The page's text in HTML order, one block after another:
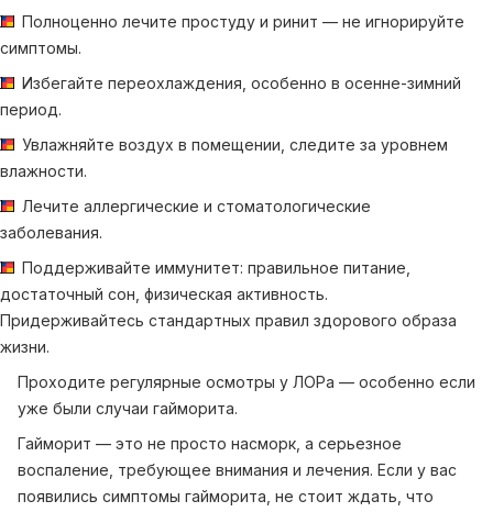
Полноценно лечите простуду и ринит — не игнорируйте
симптомы.
Избегайте переохлаждения, особенно в осенне-зимний
период.
Увлажняйте воздух в помещении, следите за уровнем
влажности.
Лечите аллергические и стоматологические
заболевания.
Поддерживайте иммунитет: правильное питание,
достаточный сон, физическая активность.
Придерживайтесь стандартных правил здорового образа
жизни.
Проходите регулярные осмотры у ЛОРа — особенно если
уже были случаи гайморита.
Гайморит — это не просто насморк, а серьезное
воспаление, требующее внимания и лечения. Если у вас
появились симптомы гайморита, не стоит ждать, что